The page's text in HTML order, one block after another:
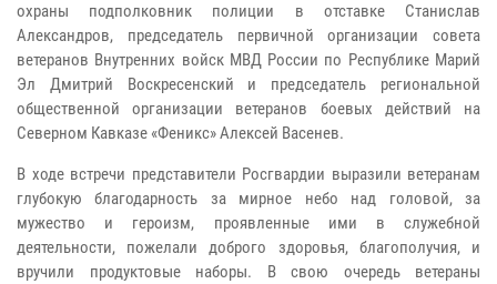
охраны подполковник полиции в отставке Станислав
Александров, председатель первичной организации совета
ветеранов Внутренних войск МВД России по Республике Марий
Эл Дмитрий Воскресенский и председатель региональной
общественной организации ветеранов боевых действий на
Северном Кавказе «Феникс» Алексей Васенев.
В ходе встречи представители Росгвардии выразили ветеранам
глубокую благодарность за мирное небо над головой, за
мужество и героизм, проявленные ими в служебной
деятельности, пожелали доброго здоровья, благополучия, и
вручили продуктовые наборы. В свою очередь ветераны